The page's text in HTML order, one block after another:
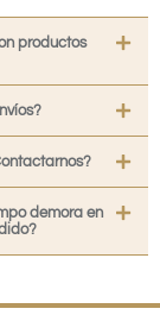
productos
demora en